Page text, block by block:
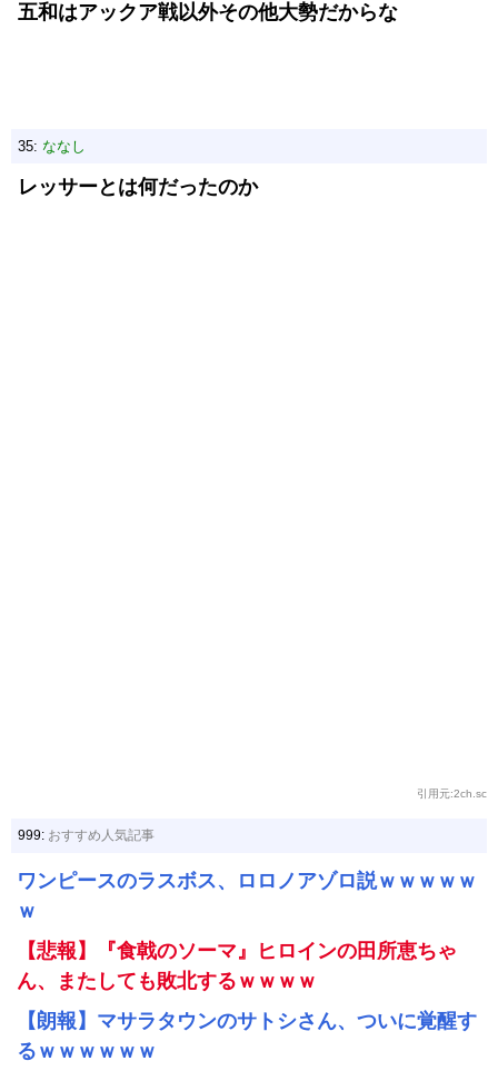
五和はアックア戦以外その他大勢だからな
35: ななし
レッサーとは何だったのか
引用元:2ch.sc
999: おすすめ人気記事
ワンピースのラスボス、ロロノアゾロ説ｗｗｗｗｗ
ｗ
【悲報】『食戟のソーマ』ヒロインの田所恵ちゃ
ん、またしても敗北するｗｗｗｗ
【朗報】マサラタウンのサトシさん、ついに覚醒す
るｗｗｗｗｗｗ